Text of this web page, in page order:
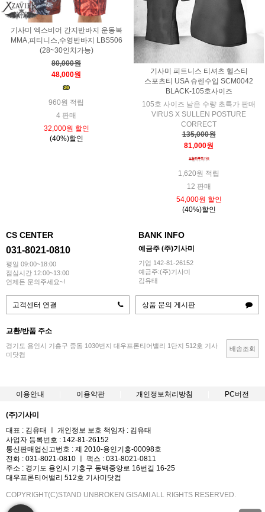
기사미 엑스비어 간지반바지 운동복
MMA,피티니스,수영반바지 LBS506
(28~30인치가능)
80,000원
48,000원
960원 적립
4 판매
32,000원 할인
(40%)할인
기사미 피트니스 티셔츠 헬스티
스포츠티 USA 슈렌수입 SCM0042
BLACK-105호사이즈
105호 사이즈 남은 수량 초특가 판매
VIRUS X SULLEN POSTURE
CORRECT
135,000원
81,000원
1,620원 적립
12 판매
54,000원 할인
(40%)할인
CS CENTER
031-8021-0810
평일 09:00~18:00
점심시간 12:00~13:00
언제든 문의주세요~!
BANK INFO
예금주 (주)기사미
기업 142-81-26152
예금주:(주)기사미
김유태
고객센터 연결 상품 문의 게시판
교환/반품 주소
경기도 용인시 기흥구 중동 1030번지 대우프론티어밸리 1단지 512호 기사
미닷컴
배송조회
이용안내 이용약관 개인정보처리방침 PC버전
(주)기사미
대표 : 김유태 ㅣ 개인정보 보호 책임자 : 김유태
사업자 등록번호 : 142-81-26152
통신판매업신고번호 : 제 2010-용인기흥-00098호
전화 : 031-8021-0810 ㅣ 팩스 : 031-8021-0811
주소 : 경기도 용인시 기흥구 동백중앙로 16번길 16-25
대우프론티어밸리 512호 기사미닷컴
COPYRIGHT(C)STAND UNBROKEN GISAMI ALL RIGHTS RESERVED.